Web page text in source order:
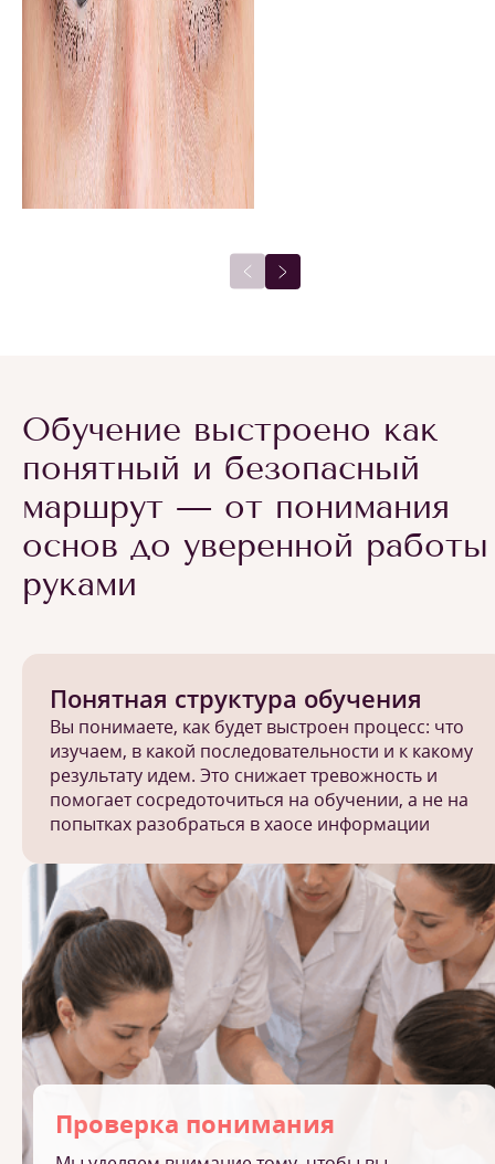
Обучение выстроено как
понятный и безопасный
маршрут — от понимания
основ до уверенной работы
руками
Понятная структура обучения
Вы понимаете, как будет выстроен процесс: что
изучаем, в какой последовательности и к какому
результату идем. Это снижает тревожность и
помогает сосредоточиться на обучении, а не на
попытках разобраться в хаосе информации
Проверка понимания